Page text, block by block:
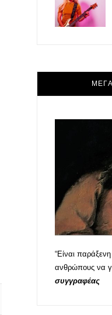
“Είναι παράξενη
ανθρώπους να
συγγραφέας